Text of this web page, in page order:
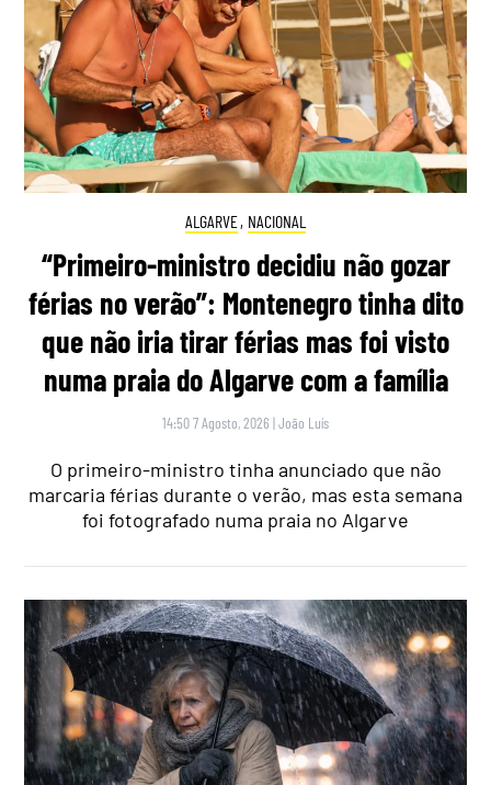
ALGARVE, NACIONAL
“Primeiro-ministro decidiu não gozar
férias no verão”: Montenegro tinha dito
que não iria tirar férias mas foi visto
numa praia do Algarve com a família
14:50 7 Agosto, 2026 |João Luís
O primeiro-ministro tinha anunciado que não
marcaria férias durante o verão, mas esta semana
foi fotografado numa praia no Algarve